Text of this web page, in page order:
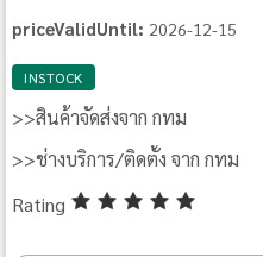
priceValidUntil: 2026-12-15
INSTOCK
>>สินค้าจัดส่งจาก กทม
>>ช่างบริการ/ติดตั้ง จาก กทม
Rating